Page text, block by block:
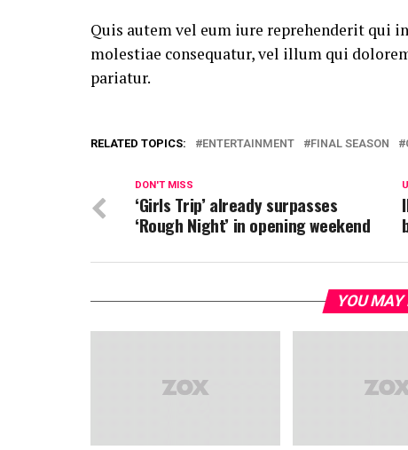
Quis autem vel eum iure reprehenderit qui
molestiae consequatur, vel illum qui
pariatur.
RELATED TOPICS: ENTERTAINMENT FINAL SEASON
DON'T MISS
‘Girls Trip’ already surpasses
‘Rough Night’ in opening weekend
YOU